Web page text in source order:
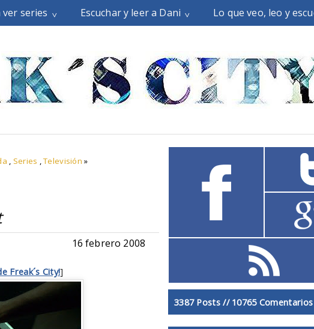
ver series Escuchar y leer a Dani Lo que veo, leo y
, Series ,Televisión »
16 febrero 2008
Freak´s City!]
3387 Posts // 10765 Comentarios